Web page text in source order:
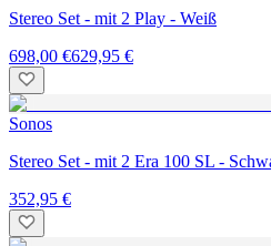
Stereo Set - mit 2 Play - Weiß
698,00 €629,95 €
Sonos
Stereo Set - mit 2 Era 100 SL -
352,95 €